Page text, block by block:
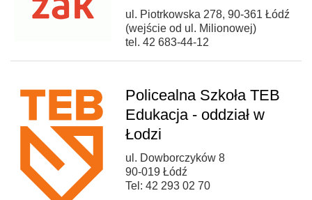
ul. Piotrkowska 278, 90-361 Łódź
(wejście od ul. Milionowej)
tel. 42 683-44-12
Policealna Szkoła TEB
Edukacja - oddział w
Łodzi
ul. Dowborczyków 8
90-019 Łódź
Tel: 42 293 02 70